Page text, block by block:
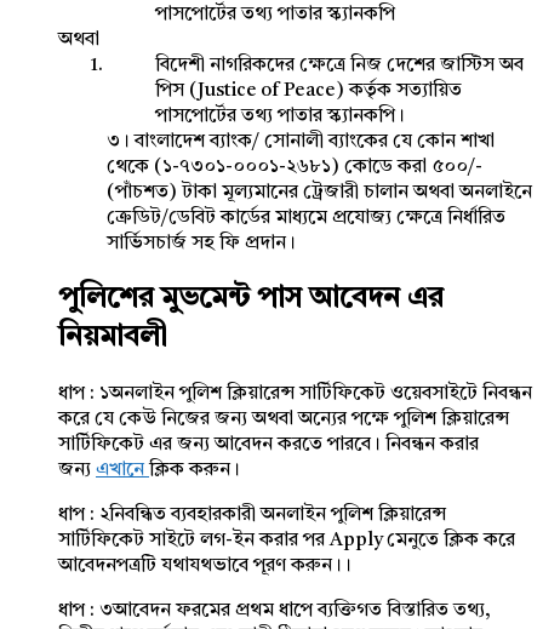
পাসপোর্টের তথ্য পাতার স্ক্যানকপি
অথবা
বিদেশী নাগরিকদের ক্ষেত্রে নিজ দেশের জাস্টিস অব
পিস (Justice of Peace) কর্তৃক সত্যায়িত
পাসপোর্টের তথ্য পাতার স্ক্যানকপি।
৩। বাংলাদেশ ব্যাংক/ সোনালী ব্যাংকের যে কোন শাখা
থেকে (১-৭৩০১-০০০১-২৬৮১) কোডে করা ৫০০/-
(পাঁচশত) টাকা মূল্যমানের ট্রেজারী চালান অথবা অনলাইনে
ক্রেডিট/ডেবিট কার্ডের মাধ্যমে প্রযোজ্য ক্ষেত্রে নির্ধারিত
সার্ভিসচার্জ সহ ফি প্রদান।
পুলিশের মুভমেন্ট পাস আবেদন এর
নিয়মাবলী
ধাপ : ১অনলাইন পুলিশ ক্লিয়ারেন্স সার্টিফিকেট ওয়েবসাইটে নিবন্ধন
করে যে কেউ নিজের জন্য অথবা অন্যের পক্ষে পুলিশ ক্লিয়ারেন্স
সার্টিফিকেট এর জন্য আবেদন করতে পারবে। নিবন্ধন করার
জন্য এখানেক্লিক করুন।
ধাপ : ২নিবন্ধিত ব্যবহারকারী অনলাইন পুলিশ ক্লিয়ারেন্স
সার্টিফিকেট সাইটে লগ-ইন করার পর Apply মেনুতে ক্লিক করে
আবেদনপত্রটি যথাযথভাবে পূরণ করুন।।
ধাপ : ৩আবেদন ফরমের প্রথম ধাপে ব্যক্তিগত বিস্তারিত তথ্য,